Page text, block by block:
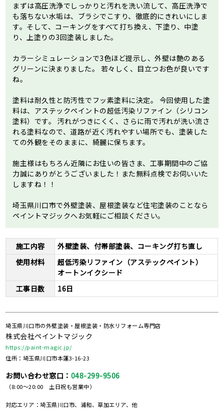
まずは高圧洗浄でしっかりと汚れを洗い流して、高圧洗浄で
も落ちない水垢は、ブラシでこすり、徹底的にきれいにしま
す。そして、コーキングをすべて打ち換え、下塗り、中塗
り、上塗りの3回塗装しました。
カラーシミュレーションで3色ほど提示し、外壁は艶のある
グリーンに決まりました。 若々しく、目立つお色が良いです
ね。
塗料は耐久性と防汚性でフッ素塗料に決定。 今回使用した塗
料は、アステックペイントの超低汚染リファイン（シリコン
塗料）です。 汚れがつきにくく、さらに雨で汚れが洗い流さ
れる塗料なので、道路が近く汚れやすい場所でも、塗装した
ての外観をそのままに、綺麗に保ちます。
施主様はもちろん近隣にお住いの皆さま、工事期間中のご協
力誠にありがとうございました！また無料点検でお伺いいた
しますね！！
埼玉県川口市で外壁塗装、屋根塗装など住宅塗装のことなら
ペイントマジックへお気軽にご相談ください。
施工内容
外壁塗装、付帯部塗装、コーキング打ち直し
使用材料
超低汚染リファイン（アステックペイント）
オートンイクシード
工事日数
16日
埼玉県川口市の外壁塗装・屋根塗装・防水リフォーム専門店
株式会社ペイントマジック
https://paint-magic.jp/
住所：埼玉県川口市本蓮3-16-23
お問い合わせ窓口： 048-299-9506
（8:00～20:00 土日祝も営業中）
対応エリア：埼玉県川口市、浦和、草加エリア、他